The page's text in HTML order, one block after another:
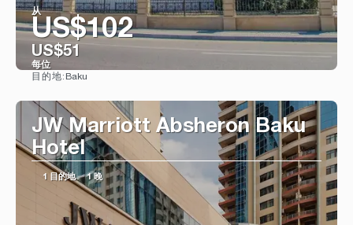
从
US$102
US$51
每位
目的地: Baku
JW Marriott Absheron Baku
Hotel
1 目的地 1 晚